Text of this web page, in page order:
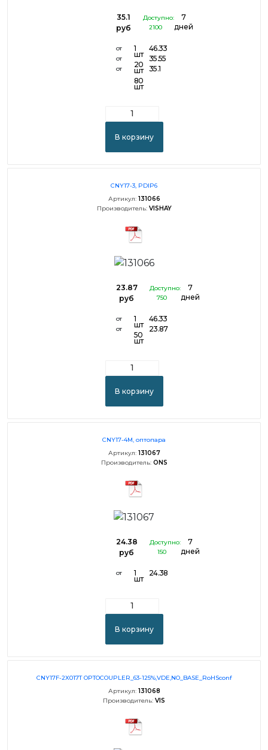
35.1
руб
Доступно:
2100
7
дней
от
от
от
1
шт
20
шт
80
шт
46.33
35.55
35.1
В корзину
CNY17-3, PDIP6
Артикул: 131066
Производитель: VISHAY
23.87
руб
Доступно:
750
7
дней
от
от
1
шт
50
шт
46.33
23.87
В корзину
CNY17-4M, оптопара
Артикул: 131067
Производитель: ONS
24.38
руб
Доступно:
150
7
дней
от 1
шт
24.38
В корзину
CNY17F-2X017T OPTOCOUPLER_63-125%,VDE,NO_BASE_RoHSconf
Артикул: 131068
Производитель: VIS